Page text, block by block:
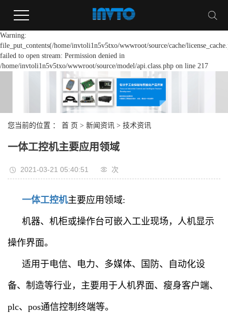
Warning:
file_put_contents(/home/invtoli1n5v5txo/wwwroot/source/cache/
failed to open stream: Permission denied in
/home/invtoli1n5v5txo/wwwroot/source/model/api.class.php on line 217
您当前的位置 ： 首 页 > 新闻资讯 > 技术资讯
一体工控机主要应用领域
2021-03-21 05:40:51 次
一体工控机主要应用领域:
机器、机柜或操作台可嵌入工业现场，人机显示
操作界面。
适用于电信、电力、多媒体、国防、自动化设
备、制造等行业，主要用于人机界面、瘦身客户端、
plc、pos通信控制终端等。